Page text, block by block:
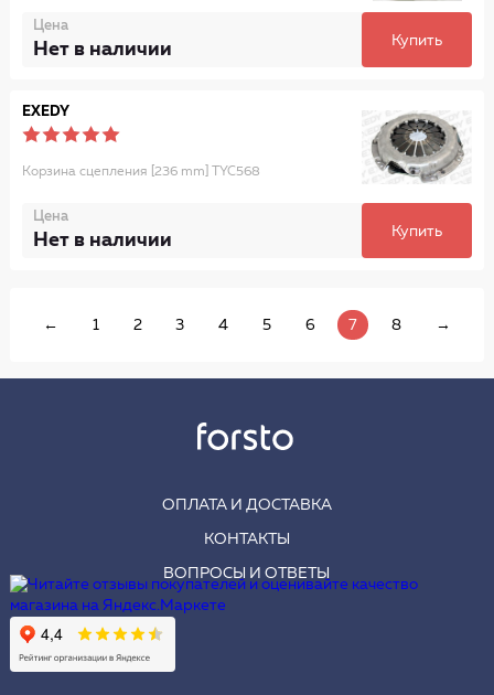
Цена
Нет в наличии Купить
EXEDY
Корзина сцепления [236 mm] TYC568
Цена
Нет в наличии Купить
← 1 2 3 4 5 6 7 8 →
ОПЛАТА И ДОСТАВКА
КОНТАКТЫ
ВОПРОСЫ И ОТВЕТЫ